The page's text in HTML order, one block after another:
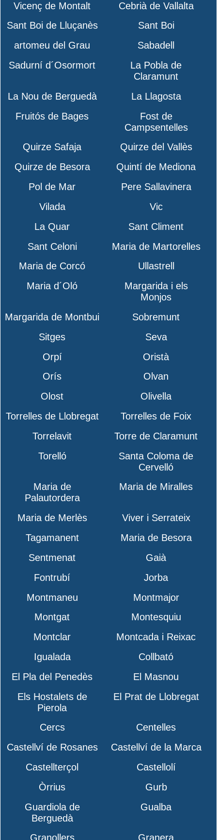
Vicenç de Montalt
Cebrià de Vallalta
Sant Boi de Lluçanès
Sant Boi
artomeu del Grau
Sabadell
Sadurní d´Osormort
La Pobla de
Claramunt
La Nou de Berguedà
La Llagosta
Fruitós de Bages
Fost de
Campsentelles
Quirze Safaja
Quirze del Vallès
Quirze de Besora
Quintí de Mediona
Pol de Mar
Pere Sallavinera
Vilada
Vic
La Quar
Sant Climent
Sant Celoni
Maria de Martorelles
Maria de Corcó
Ullastrell
Maria d´Oló
Margarida i els
Monjos
Margarida de Montbui
Sobremunt
Sitges
Seva
Orpí
Oristà
Orís
Olvan
Olost
Olivella
Torrelles de Llobregat
Torrelles de Foix
Torrelavit
Torre de Claramunt
Torelló
Santa Coloma de
Cervelló
Maria de
Palautordera
Maria de Miralles
Maria de Merlès
Viver i Serrateix
Tagamanent
Maria de Besora
Sentmenat
Gaià
Fontrubí
Jorba
Montmaneu
Montmajor
Montgat
Montesquiu
Montclar
Montcada i Reixac
Igualada
Collbató
El Pla del Penedès
El Masnou
Els Hostalets de
Pierola
El Prat de Llobregat
Cercs
Centelles
Castellví de Rosanes
Castellví de la Marca
Castellterçol
Castellolí
Òrrius
Gurb
Guardiola de
Berguedà
Gualba
Granollers
Granera